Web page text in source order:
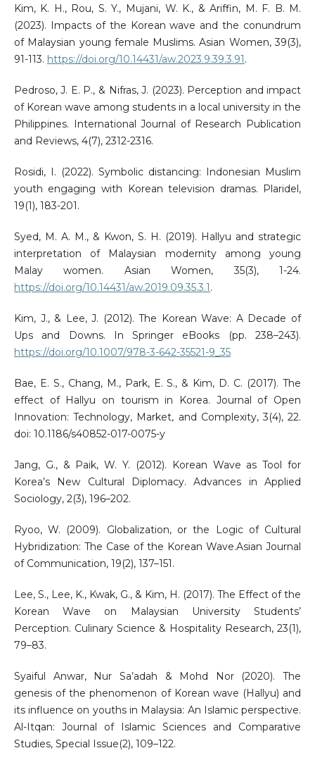
Kim, K. H., Rou, S. Y., Mujani, W. K., & Ariffin, M. F. B. M.
(2023). Impacts of the Korean wave and the conundrum
of Malaysian young female Muslims. Asian Women, 39(3),
91-113. https://doi.org/10.14431/aw.2023.9.39.3.91.
Pedroso, J. E. P., & Nifras, J. (2023). Perception and impact
of Korean wave among students in a local university in the
Philippines. International Journal of Research Publication
and Reviews, 4(7), 2312-2316.
Rosidi, I. (2022). Symbolic distancing: Indonesian Muslim
youth engaging with Korean television dramas. Plaridel,
19(1), 183-201.
Syed, M. A. M., & Kwon, S. H. (2019). Hallyu and strategic
interpretation of Malaysian modernity among young
Malay women. Asian Women, 35(3), 1-24.
https://doi.org/10.14431/aw.2019.09.35.3.1.
Kim, J., & Lee, J. (2012). The Korean Wave: A Decade of
Ups and Downs. In Springer eBooks (pp. 238–243).
https://doi.org/10.1007/978-3-642-35521-9_35
Bae, E. S., Chang, M., Park, E. S., & Kim, D. C. (2017). The
effect of Hallyu on tourism in Korea. Journal of Open
Innovation: Technology, Market, and Complexity, 3(4), 22.
doi: 10.1186/s40852-017-0075-y
Jang, G., & Paik, W. Y. (2012). Korean Wave as Tool for
Korea’s New Cultural Diplomacy. Advances in Applied
Sociology, 2(3), 196–202.
Ryoo, W. (2009). Globalization, or the Logic of Cultural
Hybridization: The Case of the Korean Wave.Asian Journal
of Communication, 19(2), 137–151.
Lee, S., Lee, K., Kwak, G., & Kim, H. (2017). The Effect of the
Korean Wave on Malaysian University Students’
Perception. Culinary Science & Hospitality Research, 23(1),
79–83.
Syaiful Anwar, Nur Sa’adah & Mohd Nor (2020). The
genesis of the phenomenon of Korean wave (Hallyu) and
its influence on youths in Malaysia: An Islamic perspective.
Al-Itqan: Journal of Islamic Sciences and Comparative
Studies, Special Issue(2), 109–122.